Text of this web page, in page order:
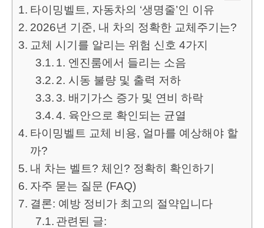
타이밍벨트, 자동차의 ‘생명줄’인 이유
2026년 기준, 내 차의 정확한 교체주기는?
교체 시기를 알리는 위험 신호 4가지
1. 엔진룸에서 들리는 소음
2. 시동 불량 및 출력 저하
3. 배기가스 증가 및 연비 하락
4. 육안으로 확인되는 균열
타이밍벨트 교체 비용, 얼마를 예상해야 할
까?
내 차는 벨트? 체인? 정확히 확인하기
자주 묻는 질문 (FAQ)
결론: 예방 정비가 최고의 절약입니다
관련된 글: